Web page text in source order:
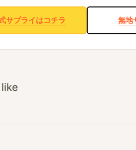
サプライはコチラ 無地